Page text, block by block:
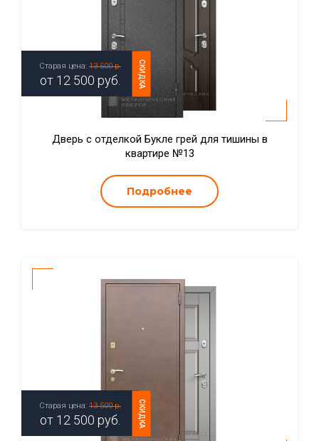
СКИДКА
Старая цена: 13 500 р.
от 12 500 руб.
Дверь с отделкой Букле грей для тишины в
квартире №13
Подробнее
СКИДКА
Старая цена: 13 500 р.
от 12 500 руб.